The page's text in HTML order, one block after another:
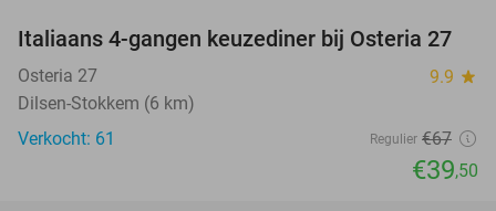
41%
Italiaans 4-gangen keuzediner bij Osteria 27
Osteria 27 9.9 star
Dilsen-Stokkem (6 km)
Verkocht: 61
Regulier €67
€39,50